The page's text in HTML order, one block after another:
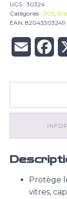
UGS : 30324
Catégories : 303,
EAN: 82043303249
Email
Protège
vitres,